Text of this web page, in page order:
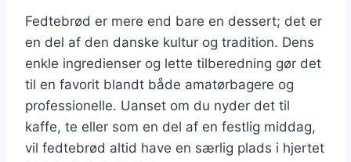
Fedtebrød er mere end bare en dessert; det er
en del af den danske kultur og tradition. Dens
enkle ingredienser og lette tilberedning gør det
til en favorit blandt både amatørbagere og
professionelle. Uanset om du nyder det til
kaffe, te eller som en del af en festlig middag,
vil fedtebrød altid have en særlig plads i hjertet